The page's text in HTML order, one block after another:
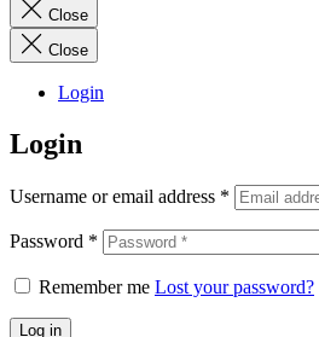
Close
Close
Login
Login
Username or email address *
Password *
Remember me Lost your password?
Log in